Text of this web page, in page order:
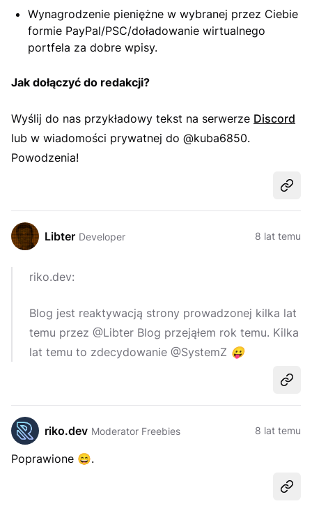
Wynagrodzenie pieniężne w wybranej przez Ciebie
formie PayPal/PSC/doładowanie wirtualnego
portfela za dobre wpisy.
Jak dołączyć do redakcji?
Wyślij do nas przykładowy tekst na serwerze Discord
lub w wiadomości prywatnej do @kuba6850.
Powodzenia!
Libter Developer 8 lat temu
riko.dev:
Blog jest reaktywacją strony prowadzonej kilka lat
temu przez @Libter Blog przejąłem rok temu. Kilka
lat temu to zdecydowanie @SystemZ 😛
riko.dev Moderator Freebies 8 lat temu
Poprawione 😄.